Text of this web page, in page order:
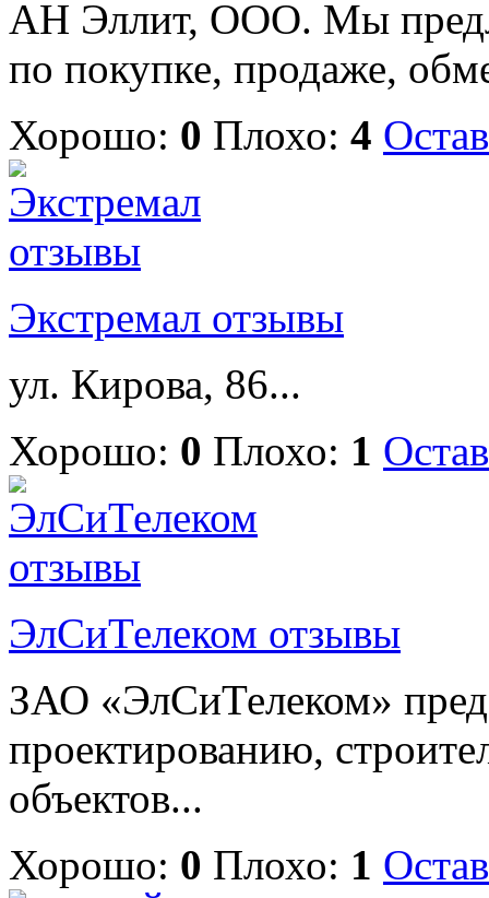
АН Эллит, ООО. Мы
по покупке, продаже,
Хорошо: 0 Плохо: 4
Экстремал отзывы
ул. Кирова, 86...
Хорошо: 0 Плохо: 1
ЭлСиТелеком отзывы
ЗАО «ЭлСиТелеком»
проектированию,
объектов...
Хорошо: 0 Плохо: 1